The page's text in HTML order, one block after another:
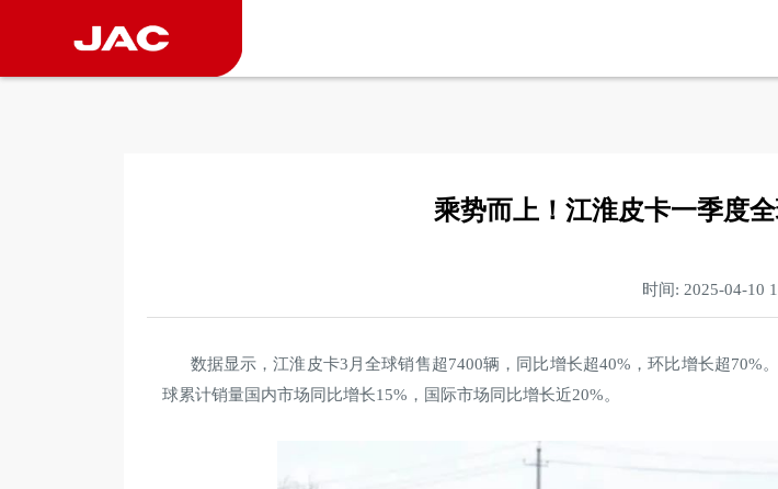
乘势而上！江淮皮卡一季度
时间: 2025-04-10
数据显示，江淮皮卡3月全球销售超7400辆，同比增长超40%，环比增长超
球累计销量国内市场同比增长15%，国际市场同比增长近20%。